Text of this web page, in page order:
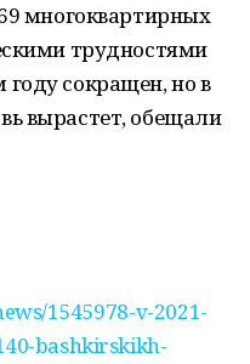
многоквартирных
трудностями
сокращен, но в
вырастет, обещали
1545978-v-2021-
bashkirskikh-